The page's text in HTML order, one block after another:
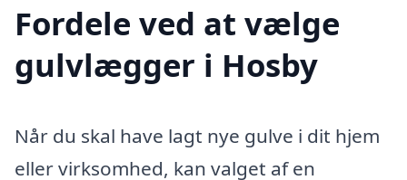
Fordele ved at vælge
gulvlægger i Hosby
Når du skal have lagt nye gulve i dit hjem
eller virksomhed, kan valget af en